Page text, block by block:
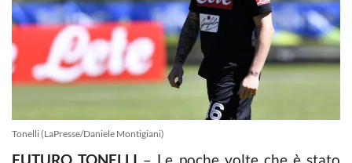
Tonelli (LaPresse/Daniele Montigiani)
FUTURO TONELLI – Le poche volte che è stato